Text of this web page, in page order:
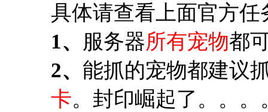
具体请查看上面官方任
1、 服务器所有宠物都
2、 能抓的宠物都建议
卡。封印崛起了。。。